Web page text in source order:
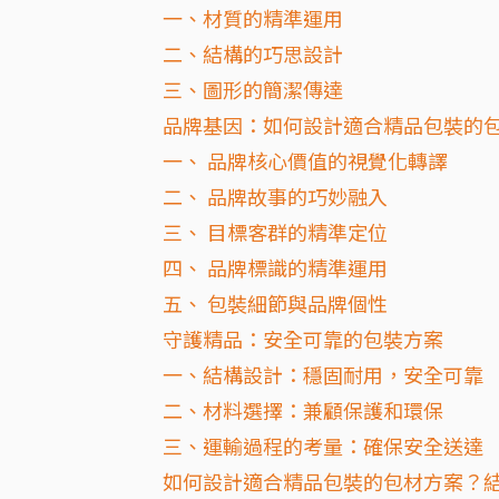
一、材質的精準運用
二、結構的巧思設計
三、圖形的簡潔傳達
品牌基因：如何設計適合精品包裝的
一、 品牌核心價值的視覺化轉譯
二、 品牌故事的巧妙融入
三、 目標客群的精準定位
四、 品牌標識的精準運用
五、 包裝細節與品牌個性
守護精品：安全可靠的包裝方案
一、結構設計：穩固耐用，安全可靠
二、材料選擇：兼顧保護和環保
三、運輸過程的考量：確保安全送達
如何設計適合精品包裝的包材方案？